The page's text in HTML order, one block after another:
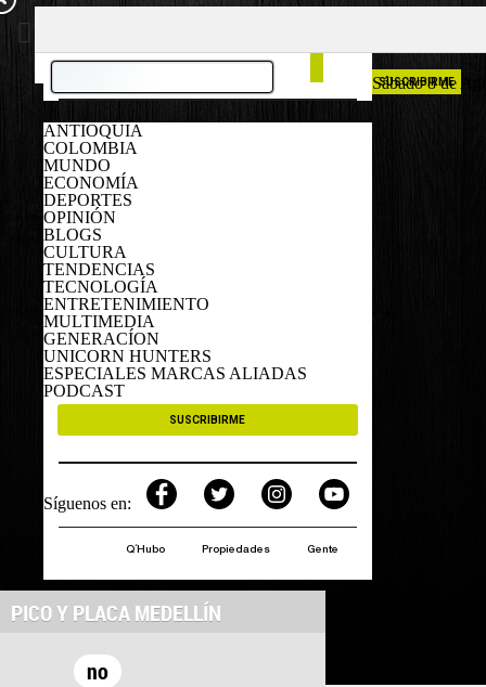
ANTIOQUIA
COLOMBIA
MUNDO
ECONOMÍA
DEPORTES
OPINIÓN
BLOGS
CULTURA
TENDENCIAS
TECNOLOGÍA
ENTRETENIMIENTO
MULTIMEDIA
GENERACÍON
UNICORN HUNTERS
ESPECIALES MARCAS ALIADAS
PODCAST
SUSCRIBIRME
Síguenos en:
Q´Hubo Propiedades Gente
Sábado 8 de
SUSCRIBIRME
PICO Y PLACA MEDELLÍN
no